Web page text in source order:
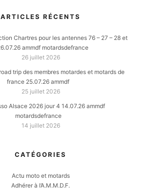
ARTICLES RÉCENTS
Chartres pour les antennes 76 – 27 – 28 et
ammdf motardsdefrance
26 juillet 2026
trip des membres motardes et motards de
france 25.07.26 ammdf
25 juillet 2026
Alsace 2026 jour 4 14.07.26 ammdf
motardsdefrance
14 juillet 2026
CATÉGORIES
Actu moto et motards
Adhérer à l’A.M.M.D.F.